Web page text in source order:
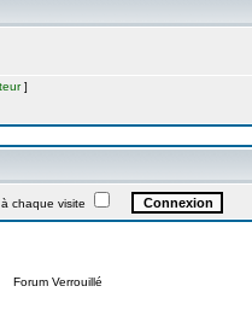
]
chaque visite
Forum Verrouillé